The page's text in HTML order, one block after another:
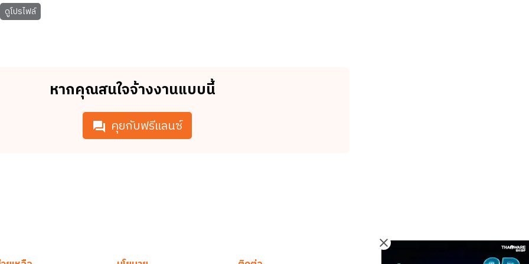
ดูโปรไฟล์
หากคุณสนใจจ้างงานแบบนี้
คุยกับฟรีแลนซ์